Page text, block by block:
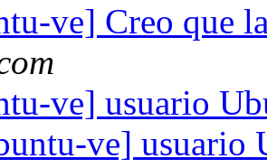
ve] Creo que
ve] usuario
ve] usuario